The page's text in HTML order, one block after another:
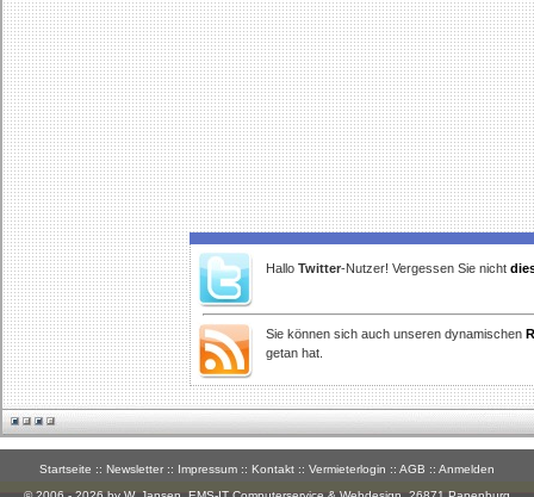
Hallo Twitter-Nutzer! Vergessen Sie nicht
Sie können sich auch unseren dynamischen
getan hat.
Startseite :: Newsletter :: Impressum :: Kontakt :: Vermieterlogin :: AGB :: Anmelden